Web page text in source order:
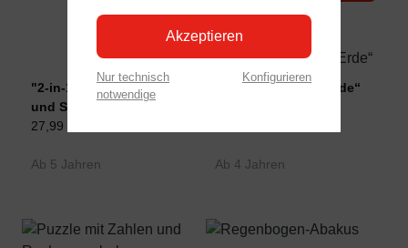
"2-in-1-Weltreise" Puzzle
und Spiel
27,99 €
Ab 5 Jahren
Puzzle „Unter der Erde“
Ab 4 Jahren
Akzeptieren
Nur technisch
notwendige
Konfigurieren